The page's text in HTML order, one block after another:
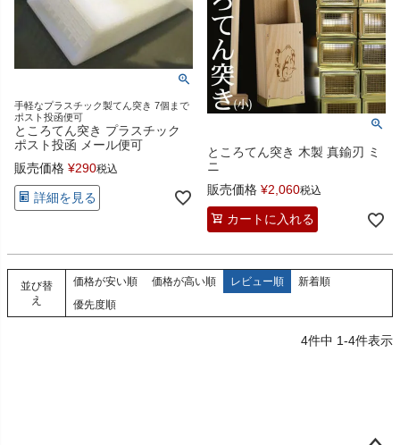
手軽なプラスチック製てん突き 7個まで
ポスト投函便可
ところてん突き プラスチック
ポスト投函 メール便可
販売価格 ¥290税込
詳細を見る
ところてん突き 木製 真鍮刃 ミ
ニ
販売価格 ¥2,060税込
カートに入れる
並び替
え
価格が安い順 価格が高い順 レビュー順
新着順
優先度順
4件中 1-4件表示